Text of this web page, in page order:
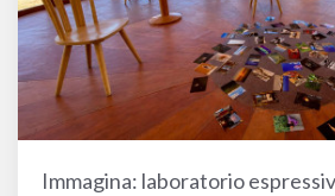
Immagina: laboratorio